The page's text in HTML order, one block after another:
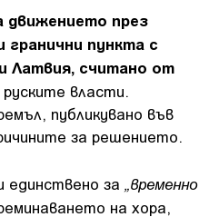
движението през
гранични пункта с
Латвия, считано от
власти.
публикувано във
за решението.
единствено за
„временно
на хора,